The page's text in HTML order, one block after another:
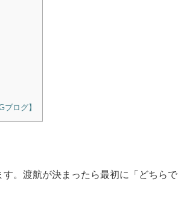
ログ】
。渡航が決まったら最初に「どちらで